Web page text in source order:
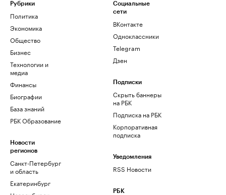
Рубрики
Политика
Экономика
Общество
Бизнес
Технологии и
медиа
Финансы
Биографии
База знаний
РБК Образование
Новости
регионов
Санкт-Петербург
и область
Екатеринбург
Социальные
сети
ВКонтакте
Одноклассники
Telegram
Дзен
Подписки
Скрыть баннеры
на РБК
Подписка на РБК
Корпоративная
подписка
Уведомления
RSS Новости
РБК